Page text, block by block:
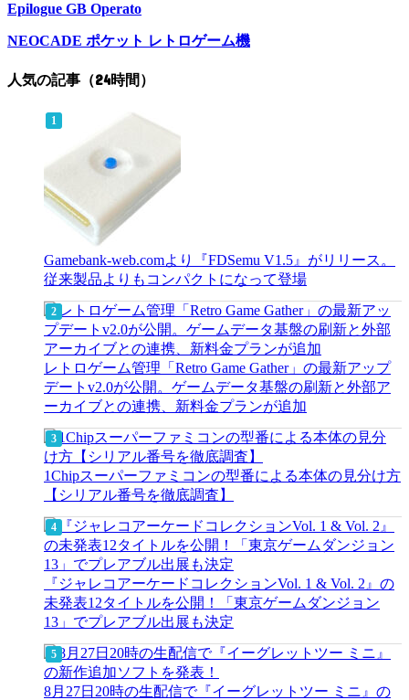
Epilogue GB Operato
NEOCADE ポケット レトロゲーム機
人気の記事（24時間）
Gamebank-web.comより『FDSemu V1.5』がリリース。
従来製品よりもコンパクトになって登場
レトロゲーム管理「Retro Game Gather」の最新アップ
デートv2.0が公開。ゲームデータ基盤の刷新と外部ア
ーカイブとの連携、新料金プランが追加
1Chipスーパーファミコンの型番による本体の見分け方
【シリアル番号を徹底調査】
『ジャレコアーケードコレクションVol. 1 & Vol. 2』の
未発表12タイトルを公開！「東京ゲームダンジョン
13」でプレアブル出展も決定
8月27日20時の生配信で『イーグレットツー ミニ』の